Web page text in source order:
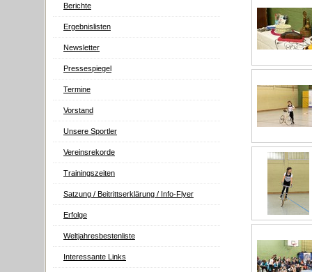
Berichte
Ergebnislisten
Newsletter
Pressespiegel
Termine
Vorstand
Unsere Sportler
Vereinsrekorde
Trainingszeiten
Satzung / Beitrittserklärung / Info-Flyer
Erfolge
Weltjahresbestenliste
Interessante Links